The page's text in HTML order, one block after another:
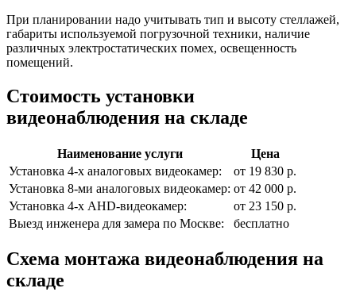
При планировании надо учитывать тип и высоту стеллажей,
габариты используемой погрузочной техники, наличие
различных электростатических помех, освещенность
помещений.
Стоимость установки
видеонаблюдения на складе
Наименование услуги
Цена
Установка 4-х аналоговых видеокамер:
от 19 830 р.
Установка 8-ми аналоговых видеокамер: от 42 000 р.
Установка 4-х AHD-видеокамер:
от 23 150 р.
Выезд инженера для замера по Москве:
бесплатно
Схема монтажа видеонаблюдения на
складе